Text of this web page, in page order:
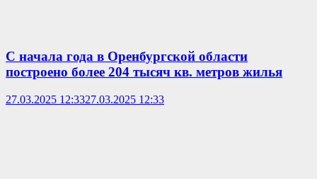
С начала года в Оренбургской области
построено более 204 тысяч кв. метров жилья
27.03.2025 12:3327.03.2025 12:33